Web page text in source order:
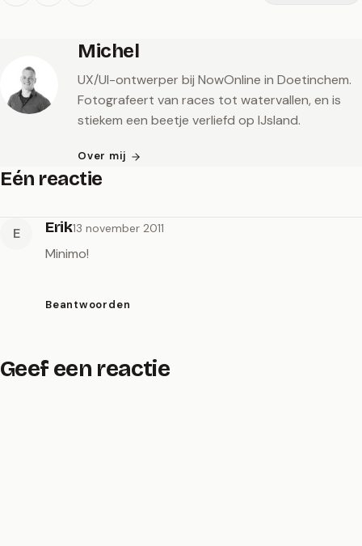
Michel
UX/UI-ontwerper bij NowOnline in Doetinchem.
Fotografeert van races tot watervallen, en is
stiekem een beetje verliefd op IJsland.
Over mij
Eén reactie
E Erik13 november 2011
Minimo!
Beantwoorden
Geef een reactie